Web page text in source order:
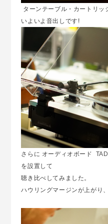
ターンテーブル・カートリッ
いよいよ音出しです!
さらに オーディオボード
を設置して
聴き比べしてみました。
ハウリングマージンが上がり